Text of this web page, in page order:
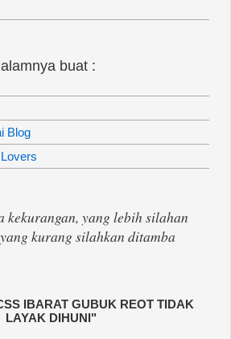
buat :
Blog
kekurangan, yang lebih silahan
kurang silahkan ditamba
IBARAT GUBUK REOT TIDAK
LAYAK DIHUNI"